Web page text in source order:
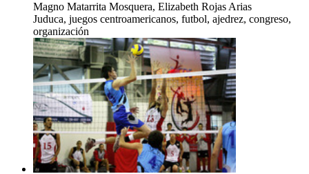
Magno Matarrita Mosquera, Elizabeth Rojas Arias
Juduca, juegos centroamericanos, futbol, ajedrez, congreso,
organización